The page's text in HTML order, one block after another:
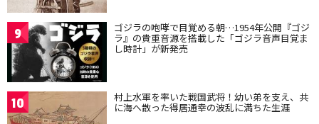
9 ゴジラの咆哮で目覚める朝…1954年公開『ゴジ
ラ』の貴重音源を搭載した「ゴジラ音声目覚ま
し時計」が新発売
10 村上水軍を率いた戦国武将！幼い弟を支え、共
に海へ散った得居通幸の波乱に満ちた生涯